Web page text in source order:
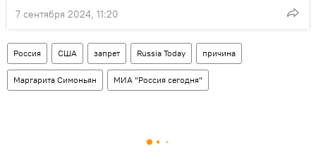
7 сентября 2024, 11:20
Россия США запрет Russia Today причина
Маргарита Симоньян МИА "Россия сегодня"